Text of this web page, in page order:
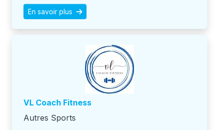
En savoir plus
VL Coach Fitness
Autres Sports